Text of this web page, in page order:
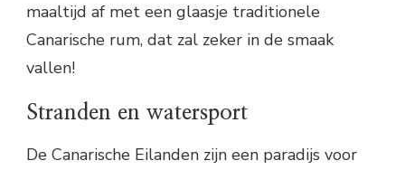
maaltijd af met een glaasje traditionele
Canarische rum, dat zal zeker in de smaak
vallen!
Stranden en watersport
De Canarische Eilanden zijn een paradijs voor